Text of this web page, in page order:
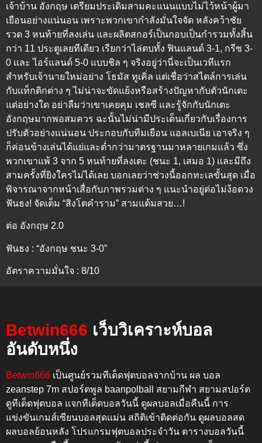
เจ้าบ้าน อังกฤษ เตรียมประเดิมสามคะแนนแบบไม่ไว้หน้าผู้มา
เยือนอย่างแน่นอน เพราะพวกเขากำลังมั่นใจจัด หลังคว้าชัย
รวด 3 หนท้ายที่ลงเล่น และผลิตสกอร์เป็นกอบเป็นกำรวมทั้งสิ้น
กว่า 11 ประตูเลยทีเดียว เรียกว่าไล่ตบทั้ง ฟินแลนด์ 3-1, กรีซ 3-
0 และ ไอร์แลนด์ 5-0 แบบชิล ๆ จริงอยู่ว่านี่จะเป็นเวทีแรก
สำหรับเจ้านายใหม่อย่าง โธมัส ทูเคิ่ล แต่เชื่อว่าสไตล์การเล่น
กับแท็กติกต่าง ๆ ไม่น่าจะขัดแย้งหรือสร้างปัญหากับตัวนักเตะ
แต่อย่างใด อย่าลืมว่าเขาเคยคุม เชลซี และรู้จักกับนักเตะ
อังกฤษมากพอสมควร ฉะนั้นไม่น่ามีประเด็นเกี่ยวกับเรื่องการ
ปรับตัวอย่างแน่นอน ประกอบกับทีมเยือน แอลเบเนีย เอาจริง ๆ
ก็ค่อนข้างเล่นได้แย่และต่ำกว่ามาตรฐานมาหลายเกมแล้ว ซึ่ง
พวกเขาแพ้ 3 จาก 5 หนท้ายที่ลงเตะ (ชนะ 1, เสมอ 1) และมีถึง
สามครั้งที่ยิงใครไม่ได้เลย บอกเลยว่าช่วงนี้ออกทะเลขั้นสุด เมื่อ
พิจารณาจากหน้าเสื่อกับภาพรวมต่าง ๆ แนะนำอยู่ต่อไม่ง้อดวง
ฟันธง! จัดเต็ม “สิงโตคำราม” สามแต้มสวย…!
ต่อ อังกฤษ 2.0
ฟันธง : “อังกฤษ ชนะ 3-0”
อัตราความมั่นใจ : 8/10
Betwin666 เว็บวิเคราะห์บอล
อันดับหนึ่ง
Betwin666 เป็นศูนย์รวมทีเด็ดฟุตบอลจากบ้าน ผล บอล
zeanstep 7m สปอร์ตพูล baanpolball สยามกีฬา สยามสปอร์ต
ดูทีเด็ดฟุตบอล แจกทีเด็ดบอลวันนี้ ดูผลบอลเมื่อคืนนี้ การ
แข่งขันเกมส์เซียนบอลสุดแม่น สถิติเข้าติดต่อกัน ดูผลบอลสด
ผลบอลย้อนหลัง โปรแกรมฟุตบอลประจำวัน ตารางบอลวันนี้